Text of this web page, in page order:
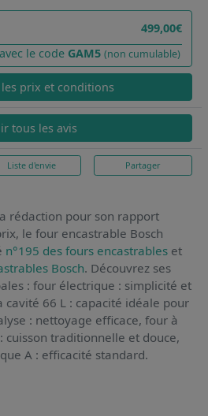
499,00€
le code GAM5 (non cumulable)
prix et conditions
tous les avis
Liste d'envie Partager
rédaction pour son rapport
le four encastrable Bosch
n°195 des fours encastrableset
Bosch. Découvrez ses
: four électrique : simplicité et
cavité 66 L : capacité idéale pour
: nettoyage efficace, four à
cuisson traditionnelle et douce,
A : efficacité standard.